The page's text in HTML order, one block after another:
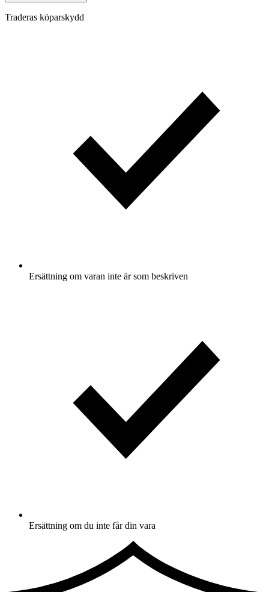
Traderas köparskydd
Ersättning om varan inte är som beskriven
Ersättning om du inte får din vara